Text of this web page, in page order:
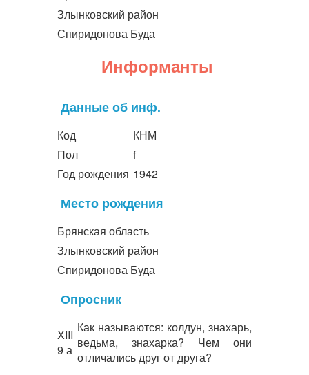
Злынковский район
Спиридонова Буда
Информанты
Данные об инф.
Код
КНМ
Пол
f
Год рождения 1942
Место рождения
Брянская область
Злынковский район
Спиридонова Буда
Опросник
XIII
9 а
Как называются: колдун, знахарь,
ведьма, знахарка? Чем они
отличались друг от друга?